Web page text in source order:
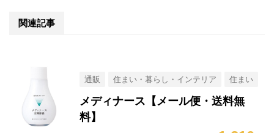
関連記事
通販 住まい・暮らし・インテリア 住まい
メディナース【メール便・送料無
料】